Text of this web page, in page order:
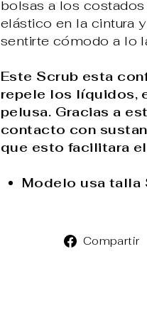
bolsas a los
elástico en la cintura
sentirte cómodo a lo
Este Scrub esta
repele los líquidos,
pelusa. Gracias a
contacto con
que esto facilitara
Modelo usa talla
Compartir